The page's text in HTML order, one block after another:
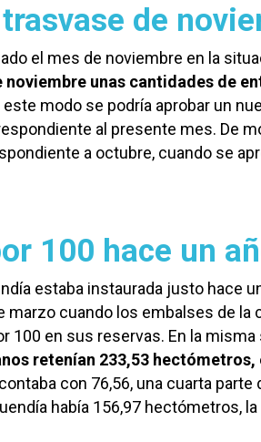
de
el mes de noviembre en la
noviembre unas cantidades de
este modo se podría aprobar un
al presente mes. De
a octubre, cuando se
100 hace un
estaba instaurada justo hace
marzo cuando los embalses de la
100 en sus reservas. En la misma
retenían 233,53 hectómetros,
con 76,56, una cuarta parte
había 156,97 hectómetros,